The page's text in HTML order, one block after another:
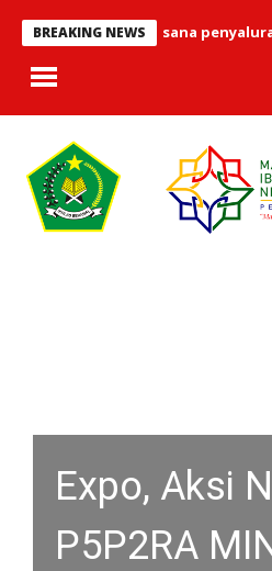
BREAKING NEWS
telah terlaksana penyaluran
Expo, Aksi
P5P2RA